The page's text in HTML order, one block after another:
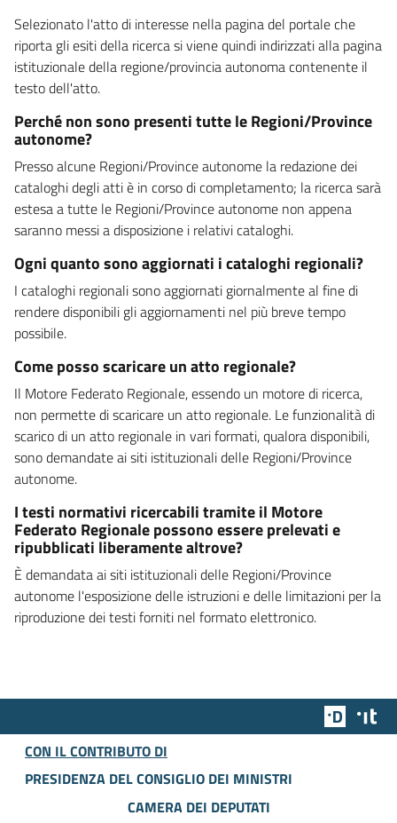
Selezionato l'atto di interesse nella pagina del portale che
riporta gli esiti della ricerca si viene quindi indirizzati alla pagina
istituzionale della regione/provincia autonoma contenente il
testo dell'atto.
Perché non sono presenti tutte le Regioni/Province
autonome?
Presso alcune Regioni/Province autonome la redazione dei
cataloghi degli atti è in corso di completamento; la ricerca sarà
estesa a tutte le Regioni/Province autonome non appena
saranno messi a disposizione i relativi cataloghi.
Ogni quanto sono aggiornati i cataloghi regionali?
I cataloghi regionali sono aggiornati giornalmente al fine di
rendere disponibili gli aggiornamenti nel più breve tempo
possibile.
Come posso scaricare un atto regionale?
Il Motore Federato Regionale, essendo un motore di ricerca,
non permette di scaricare un atto regionale. Le funzionalità di
scarico di un atto regionale in vari formati, qualora disponibili,
sono demandate ai siti istituzionali delle Regioni/Province
autonome.
I testi normativi ricercabili tramite il Motore
Federato Regionale possono essere prelevati e
ripubblicati liberamente altrove?
È demandata ai siti istituzionali delle Regioni/Province
autonome l'esposizione delle istruzioni e delle limitazioni per la
riproduzione dei testi forniti nel formato elettronico.
Team
CON IL CONTRIBUTO DI
PRESIDENZA DEL CONSIGLIO DEI MINISTRI
CAMERA DEI DEPUTATI